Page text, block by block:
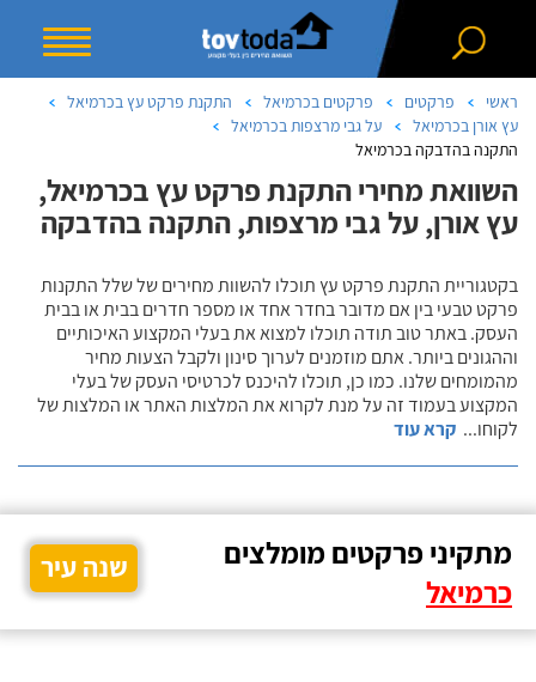
ראשי פרקטים פרקטים בכרמיאל
התקנת פרקט עץ בכרמיאל
עץ אורן בכרמיאל
על גבי מרצפות בכרמיאל
התקנה בהדבקה בכרמיאל
השוואת מחירי התקנת פרקט עץ בכרמיאל,
עץ אורן, על גבי מרצפות, התקנה בהדבקה
בקטגוריית התקנת פרקט עץ תוכלו להשוות מחירים של שלל התקנות
פרקט טבעי בין אם מדובר בחדר אחד או מספר חדרים בבית או בבית
העסק. באתר טוב תודה תוכלו למצוא את בעלי המקצוע האיכותיים
וההגונים ביותר. אתם מוזמנים לערוך סינון ולקבל הצעות מחיר
מהמומחים שלנו. כמו כן, תוכלו להיכנס לכרטיסי העסק של בעלי
המקצוע בעמוד זה על מנת לקרוא את המלצות האתר או המלצות של
לקוחו... קרא עוד
מתקיני פרקטים מומלצים
כרמיאל
שנה עיר